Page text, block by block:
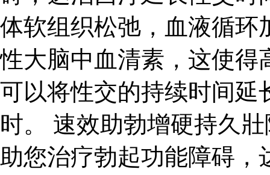
体软组织松弛，血液循环
性大脑中血清素，这使得
可以将性交的持续时间延
时。 速效助勃增硬持久
助您治疗勃起功能障碍